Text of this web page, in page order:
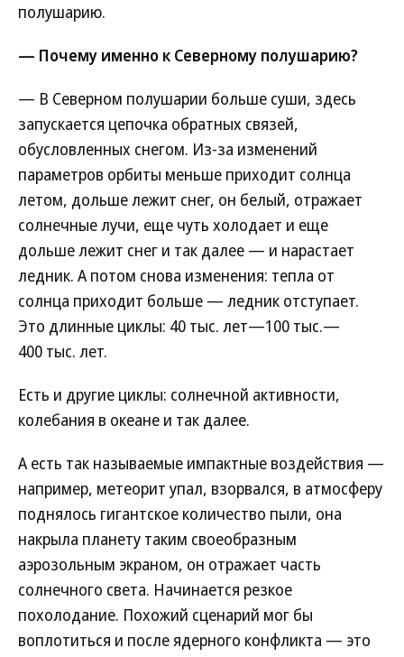
полушарию.
— Почему именно к Северному полушарию?
— В Северном полушарии больше суши, здесь
запускается цепочка обратных связей,
обусловленных снегом. Из-за изменений
параметров орбиты меньше приходит солнца
летом, дольше лежит снег, он белый, отражает
солнечные лучи, еще чуть холодает и еще
дольше лежит снег и так далее — и нарастает
ледник. А потом снова изменения: тепла от
солнца приходит больше — ледник отступает.
Это длинные циклы: 40 тыс. лет—100 тыс.—
400 тыс. лет.
Есть и другие циклы: солнечной активности,
колебания в океане и так далее.
А есть так называемые импактные воздействия —
например, метеорит упал, взорвался, в атмосферу
поднялось гигантское количество пыли, она
накрыла планету таким своеобразным
аэрозольным экраном, он отражает часть
солнечного света. Начинается резкое
похолодание. Похожий сценарий мог бы
воплотиться и после ядерного конфликта — это